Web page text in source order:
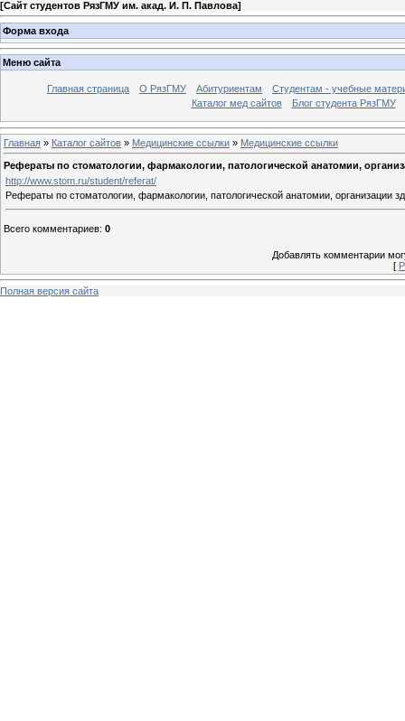
[Сайт студентов РязГМУ им. акад. И. П. Павлова]
Форма входа
Меню сайта
Главная страница О РязГМУ Абитуриентам
Студентам - учебные
Каталог мед сайтов
Блог студента РязГМУ
Главная » Каталог сайтов » Медицинские ссылки » Медицинские ссылки
Рефераты по стоматологии, фармакологии, патологической анатомии,
http://www.stom.ru/student/referat/
Рефераты по стоматологии, фармакологии, патологической анатомии, организации
Всего комментариев: 0
Добавлять комментарии
[
Полная версия сайта